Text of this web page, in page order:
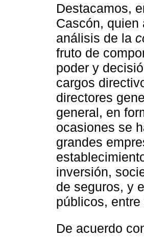
Destacamos,
Cascón, quien
análisis de la
fruto de
poder y
cargos
directores
general, en
ocasiones se
grandes
inversión,
de seguros, y
públicos, entre
De acuerdo